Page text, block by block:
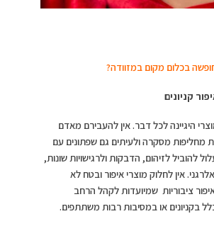
בכלום מקום במזוודה?
קניונים
היגיינה לכל דבר. אין להעבירם מאדם
מחליפות מסקרה ולעיתים גם שפתונים עם
להוביל לזיהום, הדבקות ולרגישויות שונות,
אין לחלוק מוצרי איפור ובטח לא
ציבוריות שמיועדות לקהל הרחב
בקניונים או במסיבות רבות משתתפים.